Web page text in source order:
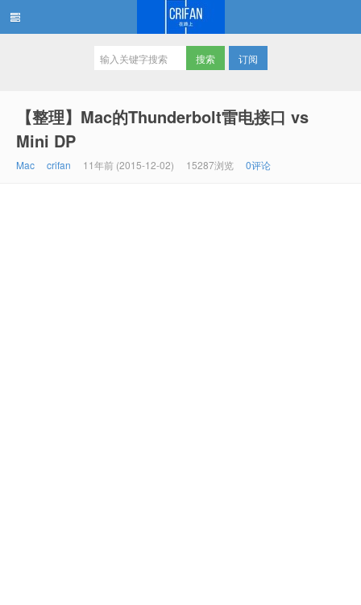
订阅
【整理】Mac的Thunderbolt雷电接口 vs
Mini DP
Mac crifan 11年前 (2015-12-02) 15287浏览 0评论